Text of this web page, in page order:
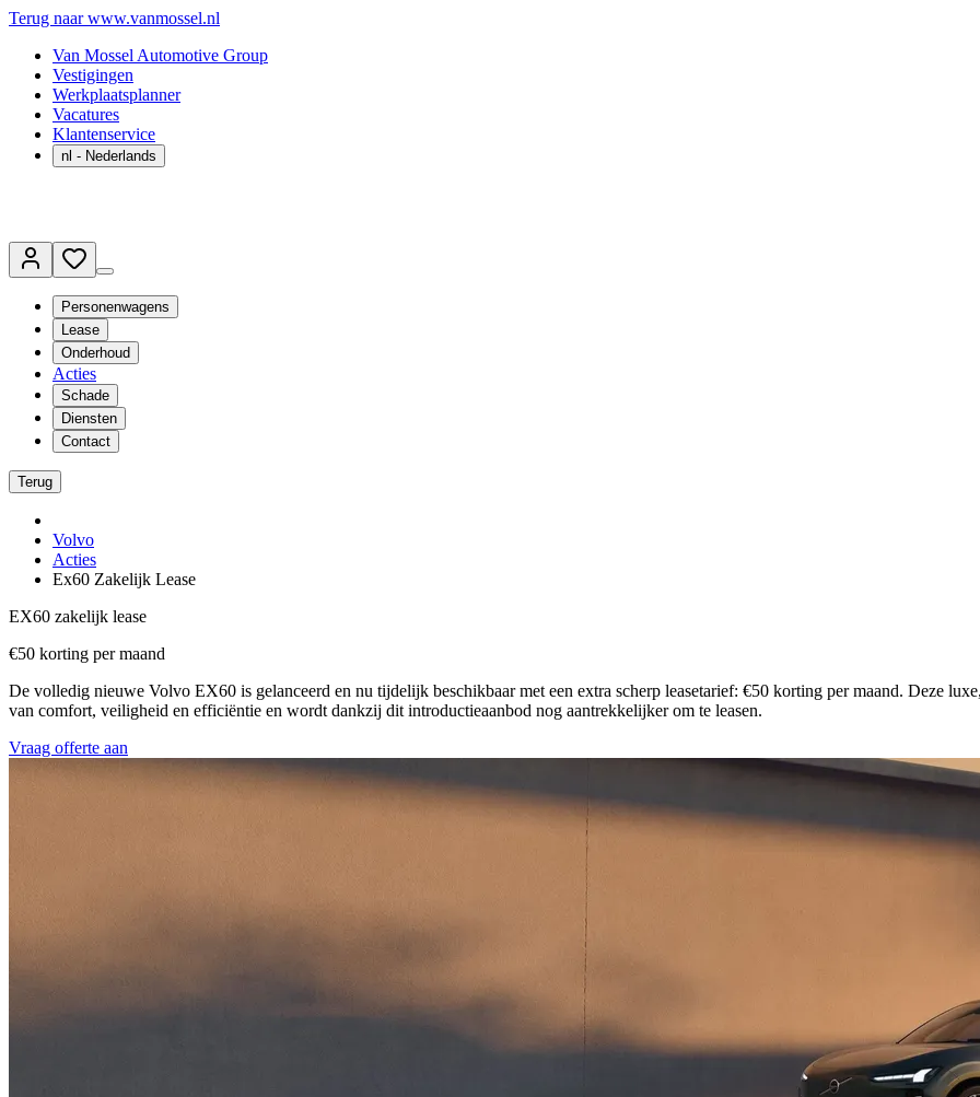
Terug naar www.vanmossel.nl
Van Mossel Automotive Group
Vestigingen
Werkplaatsplanner
Vacatures
Klantenservice
nl - Nederlands
Personenwagens
Lease
Onderhoud
Acties
Schade
Diensten
Contact
Terug
Volvo
Acties
Ex60 Zakelijk Lease
EX60 zakelijk lease
€50 korting per maand
De volledig nieuwe Volvo EX60 is gelanceerd en nu tijdelijk beschikbaar met een extra scherp leasetarief: €50 korting per maand. Deze
van comfort, veiligheid en efficiëntie en wordt dankzij dit introductieaanbod nog aantrekkelijker om te leasen.
Vraag offerte aan